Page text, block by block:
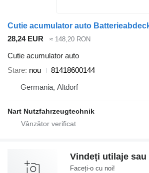
28,24 EUR ≈ 148,20 RON
Cutie acumulator auto
Stare nou
81418600144
Germania, Altdorf
Nart Nutzfahrzeugtechnik
Vindeți utilaje sau
Faceți-o cu noi!